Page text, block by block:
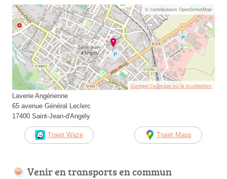
© contributeurs OpenStreetMap
Corriger l’adresse ou la localisation
Laverie Angérienne
65 avenue Général Leclerc
17400 Saint-Jean-d'Angély
Trajet Waze Trajet Maps
Venir en transports en commun